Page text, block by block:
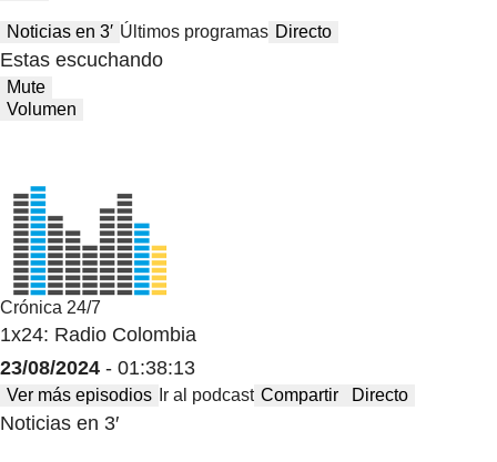
Noticias en 3′ Últimos programas Directo
Estas escuchando
Mute
Volumen
Crónica 24/7
1x24: Radio Colombia
23/08/2024 - 01:38:13
Ver más episodios Ir al podcast Compartir Directo
Noticias en 3′